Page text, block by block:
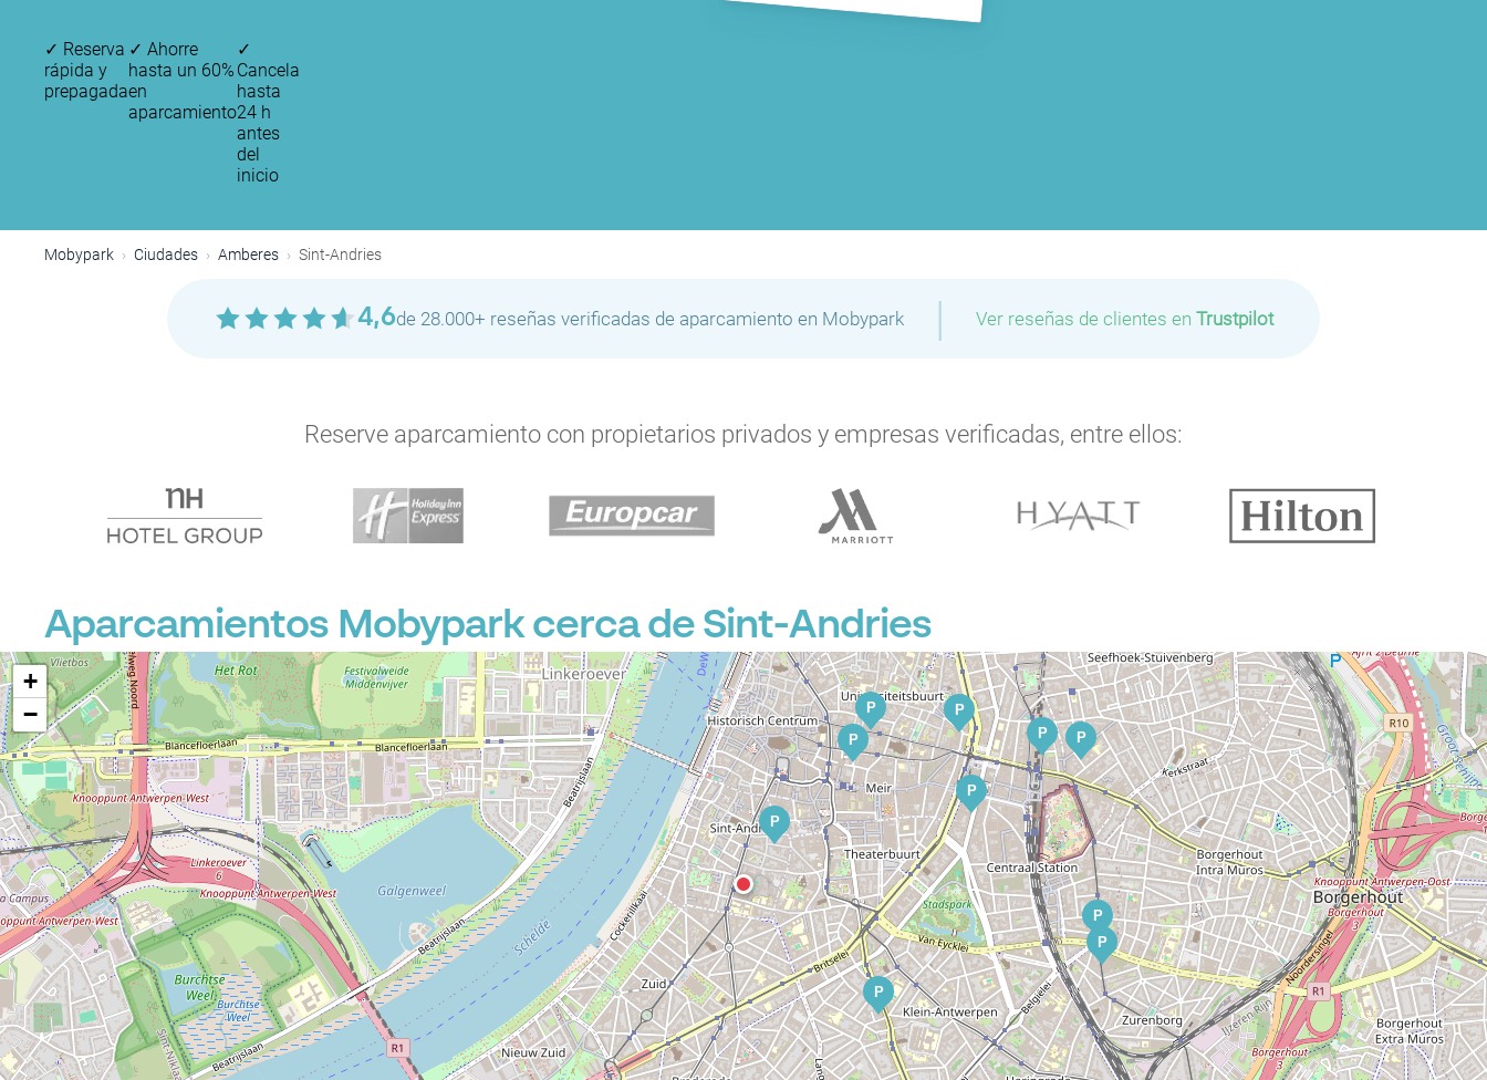
✓ Reserva
rápida y
prepagada
✓ Ahorre
hasta un 60%
en
aparcamiento
✓
Cancela
hasta
24 h
antes
del
inicio
Mobypark Ciudades Amberes Sint-Andries
4,6de 28.000+ reseñas verificadas de aparcamiento en Mobypark | Ver reseñas de clientes en Trustpilot
Reserve aparcamiento con propietarios privados y empresas verificadas, entre ellos:
Aparcamientos Mobypark cerca de Sint-Andries
P
P
P
P
P
P
P
P
P
P
+
−